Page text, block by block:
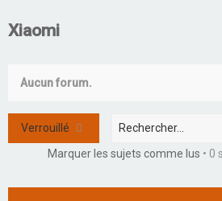
Xiaomi
Aucun forum.
Verrouillé
Marquer les sujets comme lus • 0